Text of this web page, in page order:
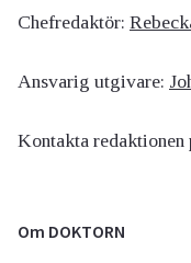
Chefredaktör:
Ansvarig utgivare:
Kontakta redaktionen
Om DOKTORN